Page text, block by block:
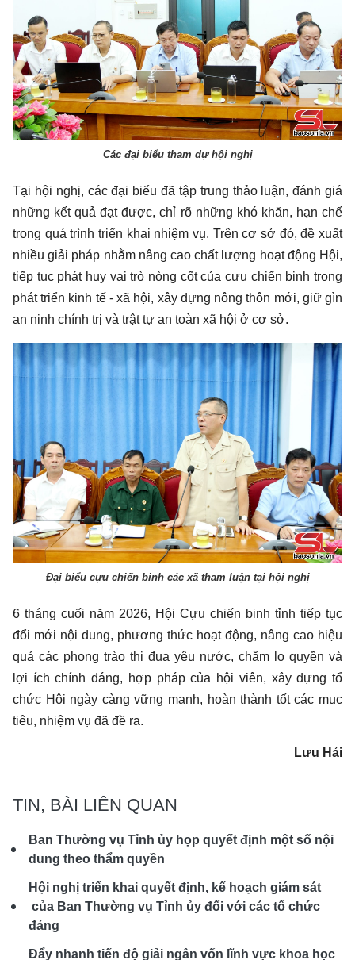
Các đại biểu tham dự hội nghị
Tại hội nghị, các đại biểu đã tập trung thảo luận, đánh giá
những kết quả đạt được, chỉ rõ những khó khăn, hạn chế
trong quá trình triển khai nhiệm vụ. Trên cơ sở đó, đề xuất
nhiều giải pháp nhằm nâng cao chất lượng hoạt động Hội,
tiếp tục phát huy vai trò nòng cốt của cựu chiến binh trong
phát triển kinh tế - xã hội, xây dựng nông thôn mới, giữ gìn
an ninh chính trị và trật tự an toàn xã hội ở cơ sở.
Đại biểu cựu chiến binh các xã tham luận tại hội nghị
6 tháng cuối năm 2026, Hội Cựu chiến binh tỉnh tiếp tục
đổi mới nội dung, phương thức hoạt động, nâng cao hiệu
quả các phong trào thi đua yêu nước, chăm lo quyền và
lợi ích chính đáng, hợp pháp của hội viên, xây dựng tổ
chức Hội ngày càng vững mạnh, hoàn thành tốt các mục
tiêu, nhiệm vụ đã đề ra.
Lưu Hải
TIN, BÀI LIÊN QUAN
Ban Thường vụ Tỉnh ủy họp quyết định một số nội
dung theo thẩm quyền
Hội nghị triển khai quyết định, kế hoạch giám sát
của Ban Thường vụ Tỉnh ủy đối với các tổ chức
đảng
Đẩy nhanh tiến độ giải ngân vốn lĩnh vực khoa học